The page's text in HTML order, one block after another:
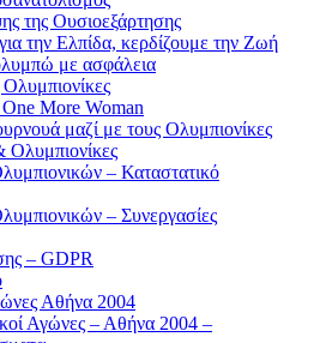
της Ουσιοεξάρτησης
την Ελπίδα, κερδίζουμε την Ζωή
με ασφάλεια
More Woman
μαζί με τους Ολυμπιονίκες
Ολυμπιονίκες
– Καταστατικό
– Συνεργασίες
– GDPR
Αθήνα 2004
Αγώνες – Αθήνα 2004 –